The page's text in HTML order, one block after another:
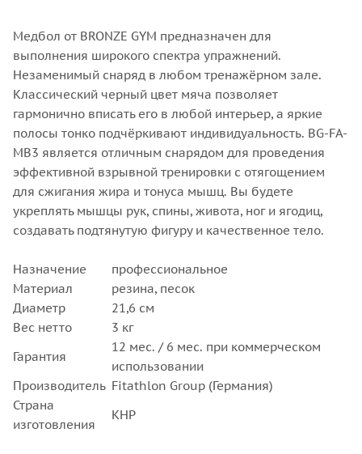
Медбол от BRONZE GYM предназначен для
выполнения широкого спектра упражнений.
Незаменимый снаряд в любом тренажёрном зале.
Классический черный цвет мяча позволяет
гармонично вписать его в любой интерьер, а яркие
полосы тонко подчёркивают индивидуальность. BG-FA-
MB3 является отличным снарядом для проведения
эффективной взрывной тренировки с отягощением
для сжигания жира и тонуса мышц. Вы будете
укреплять мышцы рук, спины, живота, ног и ягодиц,
создавать подтянутую фигуру и качественное тело.
Назначение
профессиональное
Материал
резина, песок
Диаметр
21,6 см
Вес нетто
3 кг
Гарантия
12 мес. / 6 мес. при коммерческом
использовании
Производитель Fitathlon Group (Германия)
Страна
изготовления
КНР